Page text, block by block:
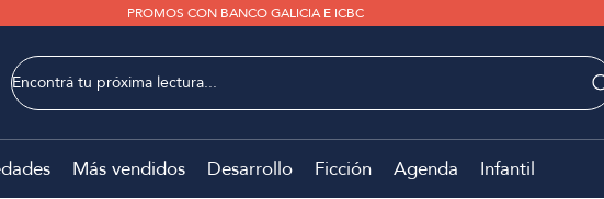
PROMOS CON BANCO GALICIA E ICBC
Más vendidos Desarrollo Ficción Agenda Infantil